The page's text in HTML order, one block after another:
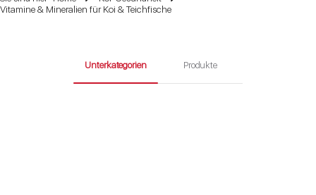
Vitamine & Mineralien für Koi & Teichfische
Unterkategorien Produkte